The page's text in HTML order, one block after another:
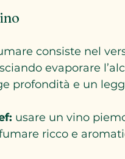
consiste nel
evaporare
profondità e un
usare un vino
ricco e